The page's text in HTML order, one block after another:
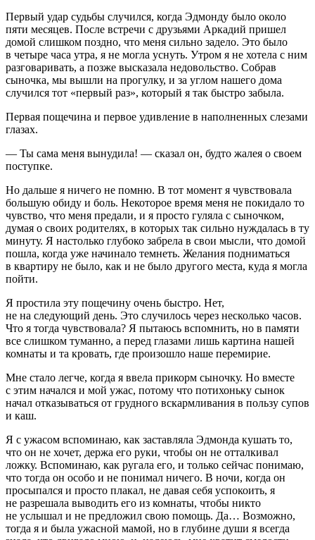
Первый удар судьбы случился, когда Эдмонду было около
пяти месяцев. После встречи с друзьями Аркадий пришел
домой слишком поздно, что меня сильно задело. Это было
в четыре часа утра, я не могла уснуть. Утром я не хотела с ним
разговаривать, а позже высказала недовольство. Собрав
сыночка, мы вышли на прогулку, и за углом нашего дома
случился тот «первый раз», который я так быстро забыла.
Первая пощечина и первое удивление в наполненных слезами
глазах.
— Ты сама меня вынудила! — сказал он, будто жалея о своем
поступке.
Но дальше я ничего не помню. В тот момент я чувствовала
большую обиду и боль. Некоторое время меня не покидало то
чувство, что меня предали, и я просто гуляла с сыночком,
думая о своих родителях, в которых так сильно нуждалась в ту
минуту. Я настолько глубоко забрела в свои мысли, что домой
пошла, когда уже начинало темнеть. Желания подниматься
в квартиру не было, как и не было другого места, куда я могла
пойти.
Я простила эту пощечину очень быстро. Нет,
не на следующий день. Это случилось через несколько часов.
Что я тогда чувствовала? Я пытаюсь вспомнить, но в памяти
все слишком туманно, а перед глазами лишь картина нашей
комнаты и та кровать, где произошло наше перемирие.
Мне стало легче, когда я ввела прикорм сыночку. Но вместе
с этим начался и мой ужас, потому что потихоньку сынок
начал отказываться от грудного вскармливания в пользу супов
и каш.
Я с ужасом вспоминаю, как заставляла Эдмонда кушать то,
что он не хочет, держа его руки, чтобы он не отталкивал
ложку. Вспоминаю, как ругала его, и только сейчас понимаю,
что тогда он особо и не понимал ничего. В ночи, когда он
просыпался и просто плакал, не давая себя успокоить, я
не разрешала выводить его из комнаты, чтобы никто
не услышал и не предложил свою помощь. Да… Возможно,
тогда я и была ужасной мамой, но в глубине души я всегда